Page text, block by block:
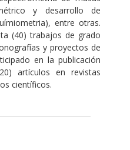
y desarrollo de
entre otras.
(40) trabajos de grado
y proyectos de
en la publicación
artículos en revistas
científicos.